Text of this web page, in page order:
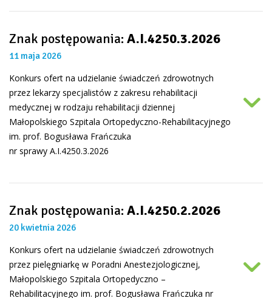
Znak postępowania: A.I.4250.3.2026
11 maja 2026
Konkurs ofert na udzielanie świadczeń zdrowotnych
przez lekarzy specjalistów z zakresu rehabilitacji
medycznej w rodzaju rehabilitacji dziennej
Małopolskiego Szpitala Ortopedyczno-Rehabilitacyjnego
im. prof. Bogusława Frańczuka
nr sprawy A.I.4250.3.2026
Znak postępowania: A.I.4250.2.2026
20 kwietnia 2026
Konkurs ofert na udzielanie świadczeń zdrowotnych
przez pielęgniarkę w Poradni Anestezjologicznej,
Małopolskiego Szpitala Ortopedyczno –
Rehabilitacyjnego im. prof. Bogusława Frańczuka nr